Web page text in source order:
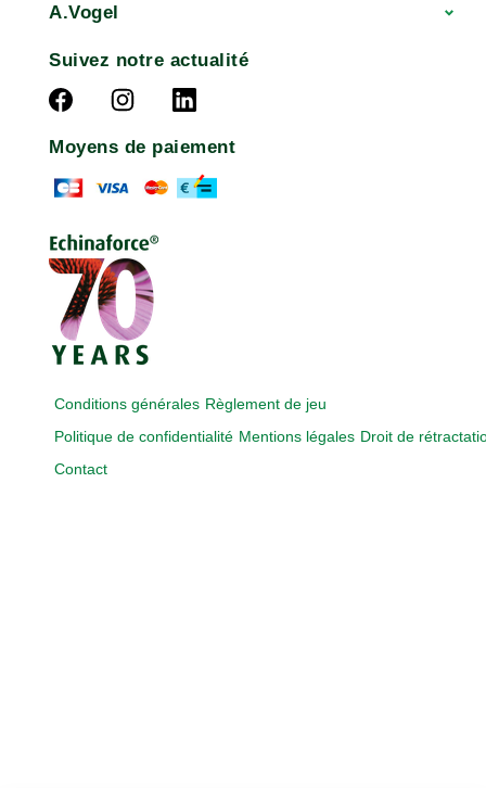
A.Vogel
Suivez notre actualité
Moyens de paiement
Conditions générales Règlement de jeu
Politique de confidentialité Mentions légales Droit de
Contact